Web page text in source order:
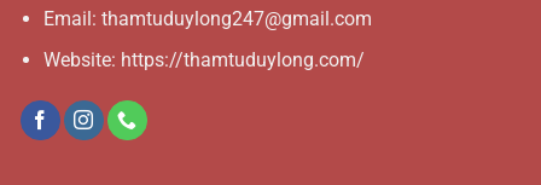
Email: thamtuduylong247@gmail.com
Website: https://thamtuduylong.com/